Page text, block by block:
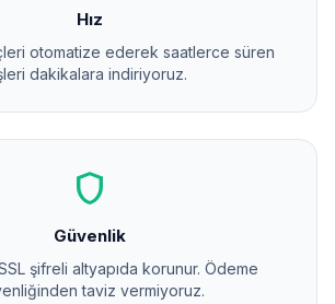
Hız
otomatize ederek saatlerce süren
dakikalara indiriyoruz.
shield
Güvenlik
şifreli altyapıda korunur. Ödeme
taviz vermiyoruz.